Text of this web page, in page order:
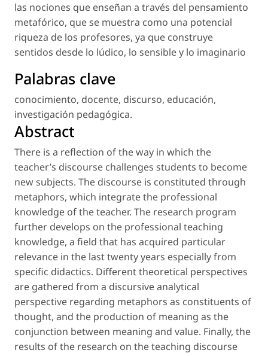
las nociones que enseñan a través del pensamiento
metafórico, que se muestra como una potencial
riqueza de los profesores, ya que construye
sentidos desde lo lúdico, lo sensible y lo imaginario
Palabras clave
conocimiento, docente, discurso, educación,
investigación pedagógica.
Abstract
There is a reflection of the way in which the
teacher’s discourse challenges students to become
new subjects. The discourse is constituted through
metaphors, which integrate the professional
knowledge of the teacher. The research program
further develops on the professional teaching
knowledge, a field that has acquired particular
relevance in the last twenty years especially from
specific didactics. Different theoretical perspectives
are gathered from a discursive analytical
perspective regarding metaphors as constituents of
thought, and the production of meaning as the
conjunction between meaning and value. Finally, the
results of the research on the teaching discourse